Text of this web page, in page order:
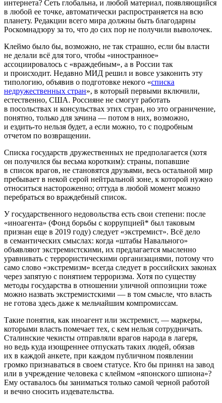
интернета? Сеть глобальна, и любой материал, появляющийся
в любой ее точке, автоматически распространяется на всю
планету. Редакции всего мира должны быть благодарны
Роскомнадзору за то, что до сих пор не получили выволочек.
Клеймо было бы, возможно, не так страшно, если бы власти
не делали всё для того, чтобы «иностранное»
ассоциировалось с «враждебным», а в России так
и происходит. Недавно МИД решил и вовсе узаконить эту
типологию, объявив о подготовке некого «списка
недружественных стран», в который первыми включили,
естественно, США. Россияне не смогут работать
в посольствах и консульствах этих стран, но это ограничение,
понятно, только для зачина — потом в них, возможно,
и ездить-то нельзя будет, а если можно, то с подробным
отчетом по возвращении.
Списка государств дружественных не предполагается (хотя
он получился бы весьма коротким): страны, попавшие
в список врагов, не становятся друзьями, весь остальной мир
пребывает в некой серой нейтральной зоне, к которой нужно
относиться настороженно; оттуда в любой момент можно
перебраться во враждебный список.
У государственного недовольства есть свои степени: после
«иноагента» (Фонд борьбы с коррупцией* был таковым
признан еще в 2019 году) следует «экстремист». Всё дело
в семантических смыслах: когда «штабы Навального»
объявляют экстремистскими, их предлагается мысленно
уравнивать с террористическими организациями, потому что
само слово «экстремизм» всегда следует в российских законах
через запятую с понятием терроризма. Хотя по существу
методы государства в отношении уличной оппозиции тоже
можно назвать экстремистскими — в том смысле, что власть
не готова здесь даже к мельчайшим компромиссам.
Такие понятия, как иноагент или экстремист, — маркеры,
которыми власть помечает тех, с кем нельзя сотрудничать.
Сталинские чекисты отправляли врагов народа в лагеря,
но ведь куда изощреннее отпускать таких людей, обязав
их в каждой анкете, при каждом публичном появлении
громко признаваться в своем статусе. Кто бы принял на завод
или в учреждение человека с клеймом «японского шпиона»?
Ему оставалось бы заниматься только самой черной работой
и вечно сносить издевательства.